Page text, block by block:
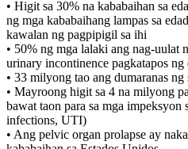
• Higit sa 30% na kababaihan sa
ng mga kababaihang lampas sa
kawalan ng pagpipigil sa ihi
• 50% ng mga lalaki ang nag-uulat
urinary incontinence pagkatapos ng
• 33 milyong tao ang dumaranas
• Mayroong higit sa 4 na milyong
bawat taon para sa mga
infections, UTI)
• Ang pelvic organ prolapse ay